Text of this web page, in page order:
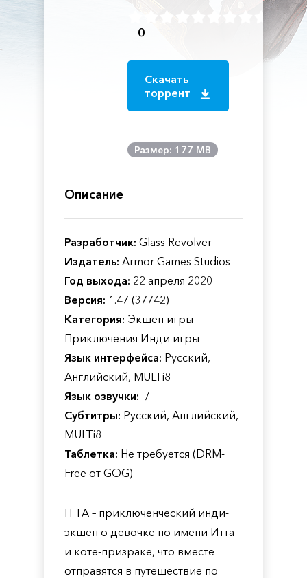
0
Скачать
торрент
Размер: 177 MB
Описание
Разработчик: Glass Revolver
Издатель: Armor Games Studios
Год выхода: 22 апреля 2020
Версия: 1.47 (37742)
Категория: Экшен игры
Приключения Инди игры
Язык интерфейса: Русский,
Английский, MULTi8
Язык озвучки: -/-
Субтитры: Русский, Английский,
MULTi8
Таблетка: Не требуется (DRM-
Free от GOG)
ITTA – приключенческий инди-
экшен о девочке по имени Итта
и коте-призраке, что вместе
отправятся в путешествие по